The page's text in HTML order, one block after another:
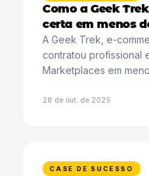
Como a Geek
certa em menos
A Geek Trek, e-
contratou profissional
Marketplaces em
28 de out. de 2025
CASE DE SUCESSO